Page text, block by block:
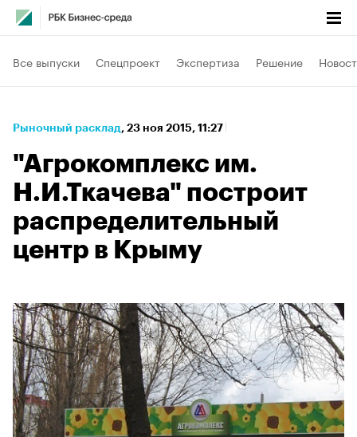
Все выпуски Спецпроект Экспертиза Решение
Рыночный расклад⁠, 23 ноя 2015, 11:27
"Агрокомплекс им.
Н.И.Ткачева" построит
распределительный
центр в Крыму